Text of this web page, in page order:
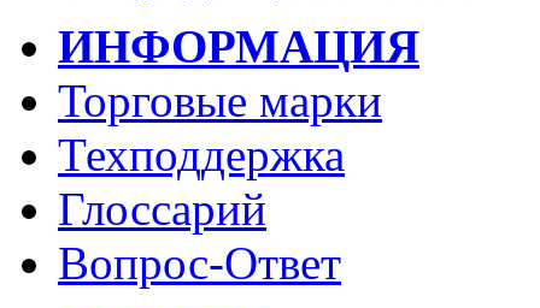
ИНФОРМАЦИЯ
Торговые марки
Техподдержка
Глоссарий
Вопрос-Ответ